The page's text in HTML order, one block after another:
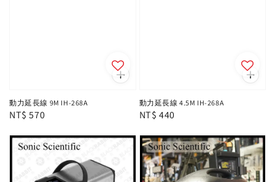
動力延長線 9M IH-268A
Regular
NT$ 570
動力延長線 4.5M IH-268A
Regular
NT$ 440